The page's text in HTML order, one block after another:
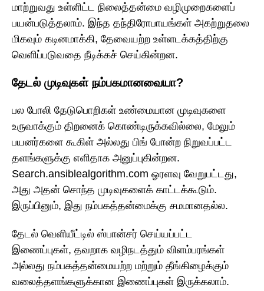
மாற்றுவது உள்ளிட்ட நிலைத்தன்மை வழிமுறைகளைப்
பயன்படுத்தலாம். இந்த தந்திரோபாயங்கள் அகற்றுதலை
மிகவும் கடினமாக்கி, தேவையற்ற உள்ளடக்கத்திற்கு
வெளிப்படுவதை நீடிக்கச் செய்கின்றன.
தேடல் முடிவுகள் நம்பகமானவையா?
பல போலி தேடுபொறிகள் உண்மையான முடிவுகளை
உருவாக்கும் திறனைக் கொண்டிருக்கவில்லை, மேலும்
பயனர்களை கூகிள் அல்லது பிங் போன்ற நிறுவப்பட்ட
தளங்களுக்கு எளிதாக அனுப்புகின்றன.
Search.ansiblealgorithm.com ஓரளவு வேறுபட்டது,
அது அதன் சொந்த முடிவுகளைக் காட்டக்கூடும்.
இருப்பினும், இது நம்பகத்தன்மைக்கு சமமானதல்ல.
தேடல் வெளியீட்டில் ஸ்பான்சர் செய்யப்பட்ட
இணைப்புகள், தவறாக வழிநடத்தும் விளம்பரங்கள்
அல்லது நம்பகத்தன்மையற்ற மற்றும் தீங்கிழைக்கும்
வலைத்தளங்களுக்கான இணைப்புகள் இருக்கலாம்.